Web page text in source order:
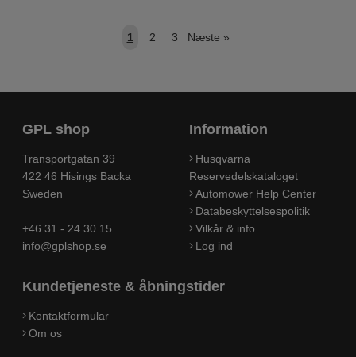
1 2 3 Næste »
GPL shop
Transportgatan 39
422 46 Hisings Backa
Sweden
+46 31 - 24 30 15
info@gplshop.se
Information
Husqvarna
Reservedelskataloget
Automower Help Center
Databeskyttelsespolitik
Vilkår & info
Log ind
Kundetjeneste & åbningstider
Kontaktformular
Om os